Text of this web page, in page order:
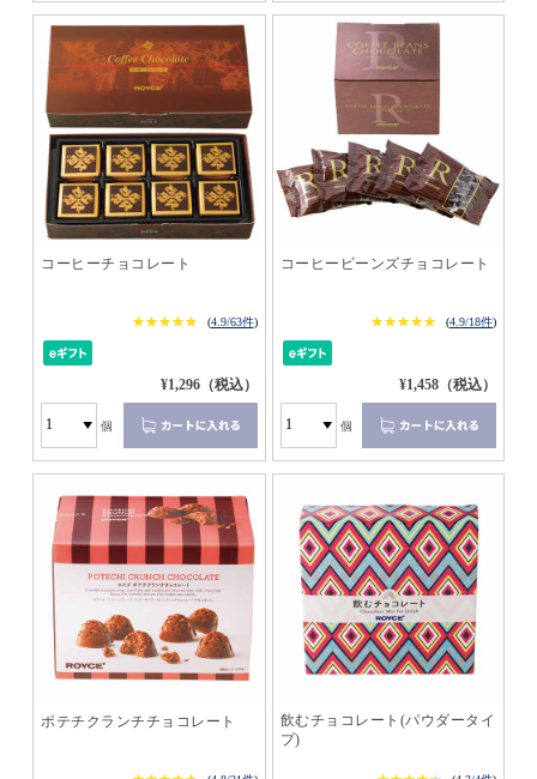
コーヒーチョコレート
★★★★★
★★★★★ (4.9/63件)
¥1,296（税込）
個
コーヒービーンズチョコレート
★★★★★
★★★★★ (4.9/18件)
¥1,458（税込）
個
ポテチクランチチョコレート
飲むチョコレート(パウダータイ
プ)